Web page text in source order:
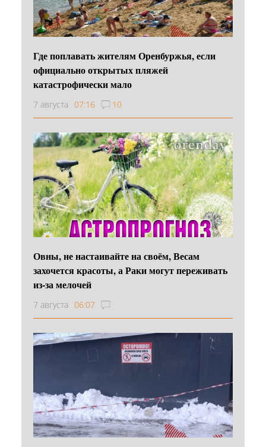
Где поплавать жителям Оренбуржья, если
официально открытых пляжей
катастрофически мало
7 августа 07:16 10
Овны, не настаивайте на своём, Весам
захочется красоты, а Раки могут переживать
из-за мелочей
7 августа 06:07